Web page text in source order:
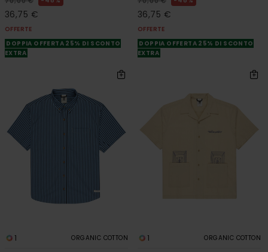
36,75 €
OFFERTE
DOPPIA OFFERTA 25% DI SCONTO
EXTRA
36,75 €
OFFERTE
DOPPIA OFFERTA 25% DI SCONTO
EXTRA
1 ORGANIC COTTON 1 ORGANIC COTTON